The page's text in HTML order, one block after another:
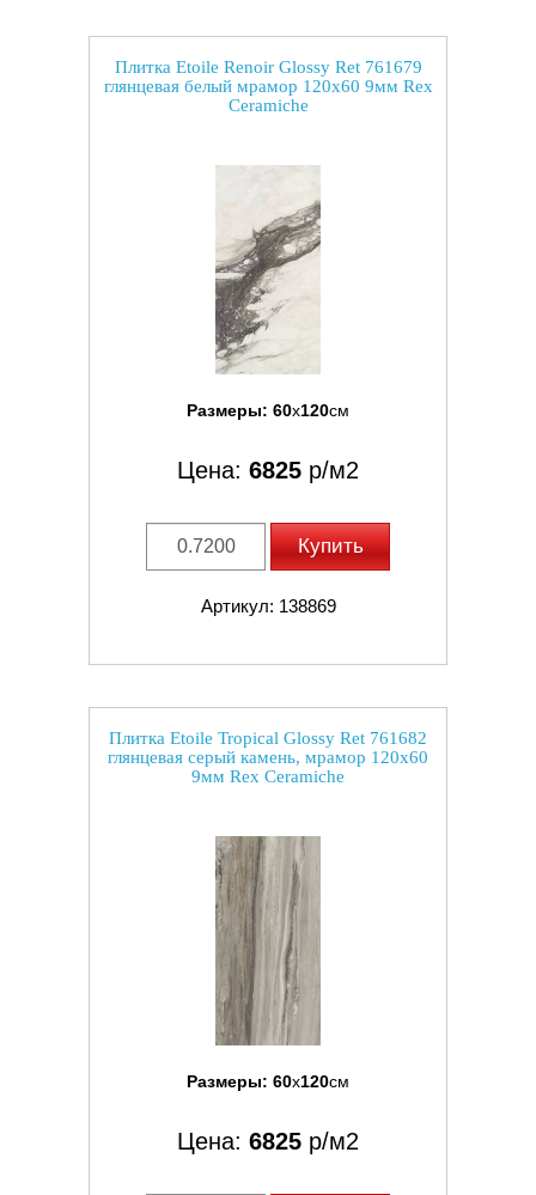
Плитка Etoile Renoir Glossy Ret 761679
глянцевая белый мрамор 120x60 9мм Rex
Ceramiche
Размеры: 60x120см
Цена: 6825 р/м2
Купить
Артикул: 138869
Плитка Etoile Tropical Glossy Ret 761682
глянцевая серый камень, мрамор 120x60
9мм Rex Ceramiche
Размеры: 60x120см
Цена: 6825 р/м2